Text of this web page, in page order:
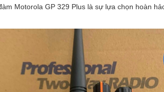
Motorola GP 329 Plus là sự lựa chọn hoàn